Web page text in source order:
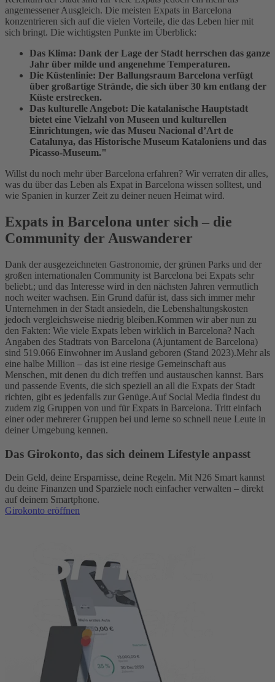
angemessener Ausgleich. Die meisten Expats in Barcelona
konzentrieren sich auf die vielen Vorteile, die das Leben hier mit
sich bringt. Die wichtigsten Punkte im Überblick:
Das Klima: Dank der Lage der Stadt herrschen das ganze
Jahr über milde und angenehme Temperaturen.
Die Küstenlinie: Der Ballungsraum Barcelona verfügt
über großartige Strände, die sich über 30 km entlang der
Küste erstrecken.
Das kulturelle Angebot: Die katalanische Hauptstadt
bietet eine Vielzahl von Museen und kulturellen
Einrichtungen, wie das Museu Nacional d’Art de
Catalunya, das Historische Museum Kataloniens und das
Picasso-Museum."
Willst du noch mehr über Barcelona erfahren? Wir verraten dir alles,
was du über das Leben als Expat in Barcelona wissen solltest, und
wie Spanien in kurzer Zeit zu deiner neuen Heimat wird.
Expats in Barcelona unter sich – die
Community der Auswanderer
Dank der ausgezeichneten Gastronomie, der grünen Parks und der
großen internationalen Community ist Barcelona bei Expats sehr
beliebt.; und das Interesse wird in den nächsten Jahren vermutlich
noch weiter wachsen. Ein Grund dafür ist, dass sich immer mehr
Unternehmen in der Stadt ansiedeln, die Lebenshaltungskosten
jedoch vergleichsweise niedrig bleiben.Kommen wir aber nun zu
den Fakten: Wie viele Expats leben wirklich in Barcelona? Nach
Angaben des Stadtrats von Barcelona (Ajuntament de Barcelona)
sind 519.066 Einwohner im Ausland geboren (Stand 2023).Mehr als
eine halbe Million – das ist eine riesige Gemeinschaft aus
Menschen, mit denen du dich treffen und austauschen kannst. Bars
und passende Events, die sich speziell an all die Expats der Stadt
richten, gibt es jedenfalls zur Genüge.Auf Social Media findest du
zudem zig Gruppen von und für Expats in Barcelona. Tritt einfach
einer oder mehrerer Gruppen bei und lerne so schnell neue Leute in
deiner Umgebung kennen.
Das Girokonto, das sich deinem Lifestyle anpasst
Dein Geld, deine Ersparnisse, deine Regeln. Mit N26 Smart kannst
du deine Finanzen und Sparziele noch einfacher verwalten – direkt
auf deinem Smartphone.
Girokonto eröffnen